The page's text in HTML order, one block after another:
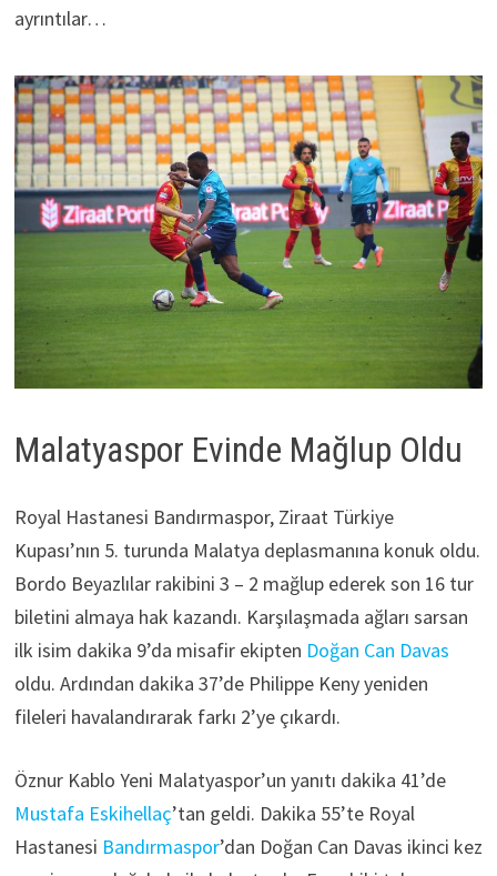
ayrıntılar…
Malatyaspor Evinde Mağlup Oldu
Royal Hastanesi Bandırmaspor, Ziraat Türkiye
Kupası’nın 5. turunda Malatya deplasmanına konuk oldu.
Bordo Beyazlılar rakibini 3 – 2 mağlup ederek son 16 tur
biletini almaya hak kazandı. Karşılaşmada ağları sarsan
ilk isim dakika 9’da misafir ekipten Doğan Can Davas
oldu. Ardından dakika 37’de Philippe Keny yeniden
fileleri havalandırarak farkı 2’ye çıkardı.
Öznur Kablo Yeni Malatyaspor’un yanıtı dakika 41’de
Mustafa Eskihellaç’tan geldi. Dakika 55’te Royal
Hastanesi Bandırmaspor’dan Doğan Can Davas ikinci kez